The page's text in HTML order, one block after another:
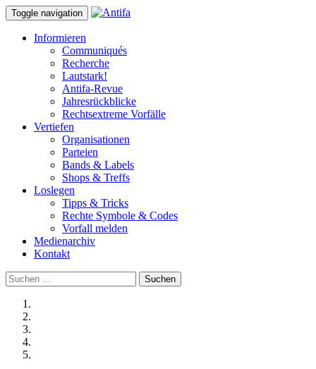
Toggle navigation
Informieren
Communiqués
Recherche
Lautstark!
Antifa-Revue
Jahresrückblicke
Rechtsextreme Vorfälle
Vertiefen
Organisationen
Parteien
Bands & Labels
Shops & Treffs
Loslegen
Tipps & Tricks
Rechte Symbole & Codes
Vorfall melden
Medienarchiv
Kontakt
Suchen
nach: